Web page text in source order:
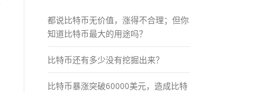
都说比特币无价值，涨得不合理；但你
知道比特币最大的用途吗？
比特币还有多少没有挖掘出来？
比特币暴涨突破60000美元，造成比特